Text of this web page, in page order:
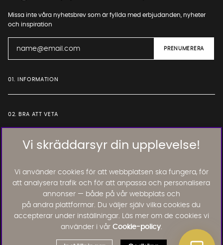
Vi skräddarsyr din upplevelse!
Vi använder cookies för att webbplatsen ska fungera, för
att analysera trafik och för att anpassa och personalisera
annonser — både på vår webbplats och
på andra plattformar. Du väljer själv vilka cookies du
accepterar under inställningar. Läs mer om de cookies vi
använder i vår Cookie-policy.
Missa inte våra nyhetsbrev som är fyllda med erbjudanden, nyheter
och inspiration
01. INFORMATION
02. BRA ATT VETA
Läs och lämna kundomdömen: